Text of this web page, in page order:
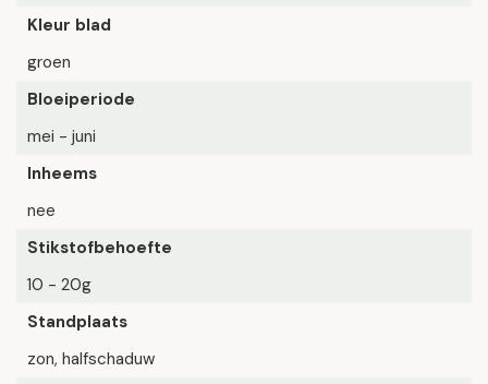
Kleur blad
groen
Bloeiperiode
mei - juni
Inheems
nee
Stikstofbehoefte
10 - 20g
Standplaats
zon, halfschaduw